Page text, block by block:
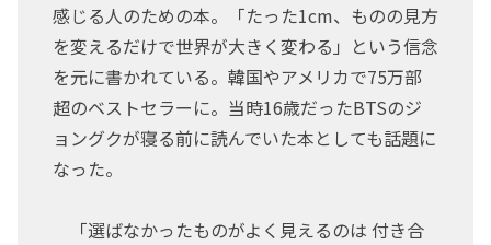
感じる人のための本。「たった1cm、ものの見方
を変えるだけで世界が大きく変わる」という信念
を元に書かれている。韓国やアメリカで75万部
超のベストセラーに。当時16歳だったBTSのジ
ョングクが寝る前に読んでいた本としても話題に
なった。
「選ばなかったものがよく見えるのは 付き合